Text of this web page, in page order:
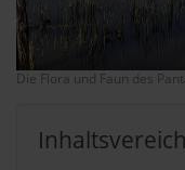
Die Flora und Faun des